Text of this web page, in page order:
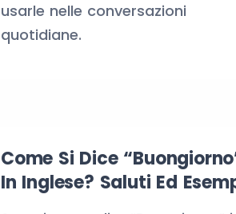
usarle nelle conversazioni
quotidiane.
Come Si Dice
In Inglese? Saluti Ed